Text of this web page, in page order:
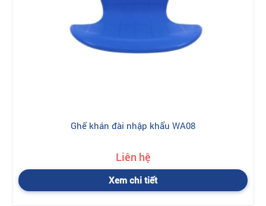
Ghế khán đài nhập khẩu WA08
Liên hệ
Xem chi tiết